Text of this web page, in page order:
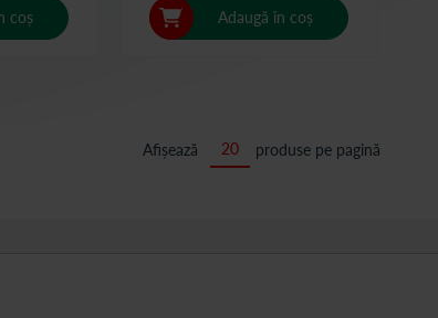
coș Adaugă în coș
Afișează produse pe pagină